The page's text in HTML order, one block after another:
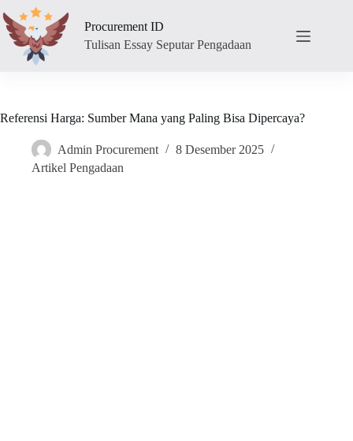
to
content
Procurement ID
Tulisan Essay Seputar Pengadaan
Referensi Harga: Sumber Mana yang Paling Bisa Dipercaya?
Admin Procurement
8 Desember 2025
Artikel Pengadaan